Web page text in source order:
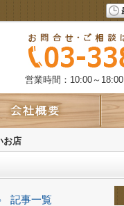
営業時間：10:00～18:00
お店
記事一覧